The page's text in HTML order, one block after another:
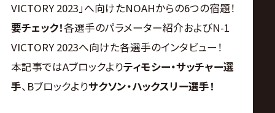
ア
公
式
VICTORY 2023」へ向けたNOAHからの6つの宿題！
要チェック！各選手のパラメーター紹介およびN-1
VICTORY 2023へ向けた各選手のインタビュー！
本記事ではAブロックよりティモシー・サッチャー選
手、Bブロックよりサクソン・ハックスリー選手！